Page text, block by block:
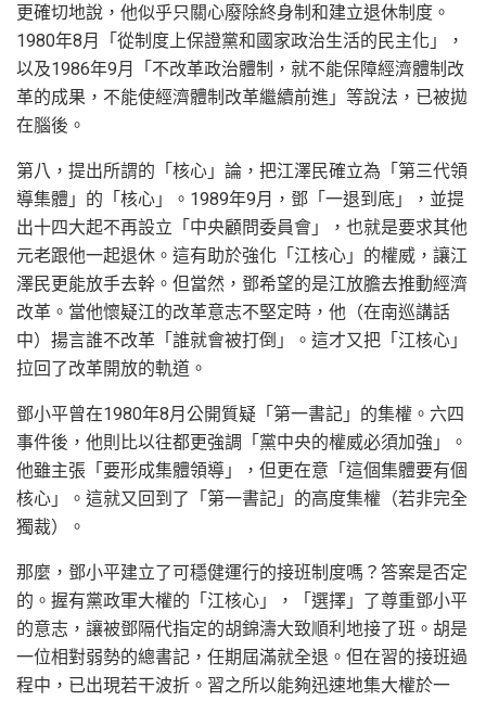
更確切地說，他似乎只關心廢除終身制和建立退休制度。
1980年8月「從制度上保證黨和國家政治生活的民主化」，
以及1986年9月「不改革政治體制，就不能保障經濟體制改
革的成果，不能使經濟體制改革繼續前進」等說法，已被拋
在腦後。
第八，提出所謂的「核心」論，把江澤民確立為「第三代領
導集體」的「核心」。1989年9月，鄧「一退到底」，並提
出十四大起不再設立「中央顧問委員會」，也就是要求其他
元老跟他一起退休。這有助於強化「江核心」的權威，讓江
澤民更能放手去幹。但當然，鄧希望的是江放膽去推動經濟
改革。當他懷疑江的改革意志不堅定時，他（在南巡講話
中）揚言誰不改革「誰就會被打倒」。這才又把「江核心」
拉回了改革開放的軌道。
鄧小平曾在1980年8月公開質疑「第一書記」的集權。六四
事件後，他則比以往都更強調「黨中央的權威必須加強」。
他雖主張「要形成集體領導」，但更在意「這個集體要有個
核心」。這就又回到了「第一書記」的高度集權（若非完全
獨裁）。
那麼，鄧小平建立了可穩健運行的接班制度嗎？答案是否定
的。握有黨政軍大權的「江核心」，「選擇」了尊重鄧小平
的意志，讓被鄧隔代指定的胡錦濤大致順利地接了班。胡是
一位相對弱勢的總書記，任期屆滿就全退。但在習的接班過
程中，已出現若干波折。習之所以能夠迅速地集大權於一